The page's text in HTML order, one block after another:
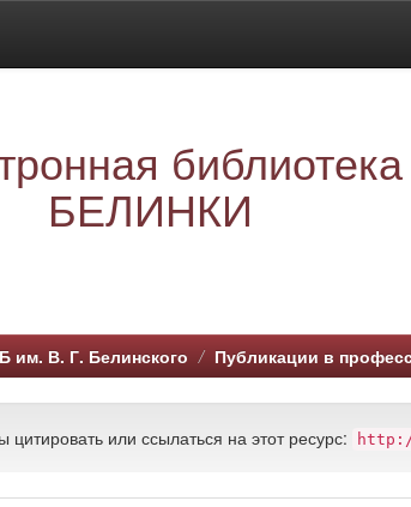
библиотека
БЕЛИНКИ
им. В. Г. Белинского Публикации в
или ссылаться на этот ресурс: